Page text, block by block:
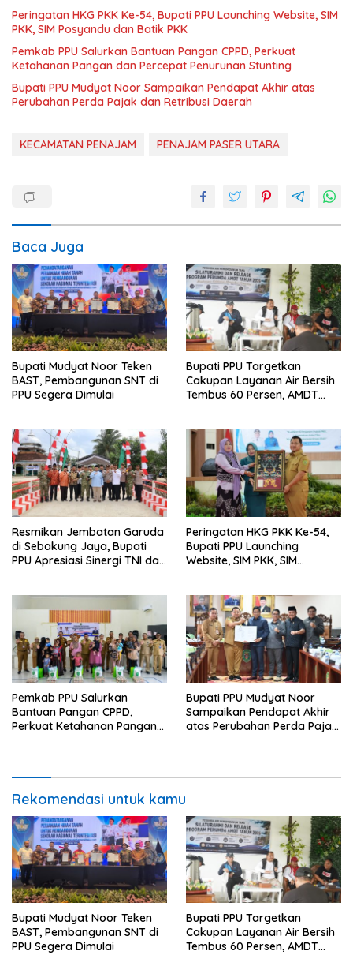
Peringatan HKG PKK Ke-54, Bupati PPU Launching Website, SIM
PKK, SIM Posyandu dan Batik PKK
Pemkab PPU Salurkan Bantuan Pangan CPPD, Perkuat
Ketahanan Pangan dan Percepat Penurunan Stunting
Bupati PPU Mudyat Noor Sampaikan Pendapat Akhir atas
Perubahan Perda Pajak dan Retribusi Daerah
KECAMATAN PENAJAM PENAJAM PASER UTARA
Baca Juga
Bupati Mudyat Noor Teken
BAST, Pembangunan SNT di
PPU Segera Dimulai
Bupati PPU Targetkan
Cakupan Layanan Air Bersih
Tembus 60 Persen, AMDT
Resmikan Jembatan Garuda
di Sebakung Jaya, Bupati
PPU Apresiasi Sinergi TNI dan
Peringatan HKG PKK Ke-54,
Bupati PPU Launching
Website, SIM PKK, SIM
Pemkab PPU Salurkan
Bantuan Pangan CPPD,
Perkuat Ketahanan Pangan
Bupati PPU Mudyat Noor
Sampaikan Pendapat Akhir
atas Perubahan Perda Pajak
Rekomendasi untuk kamu
Bupati Mudyat Noor Teken
BAST, Pembangunan SNT di
PPU Segera Dimulai
Bupati PPU Targetkan
Cakupan Layanan Air Bersih
Tembus 60 Persen, AMDT